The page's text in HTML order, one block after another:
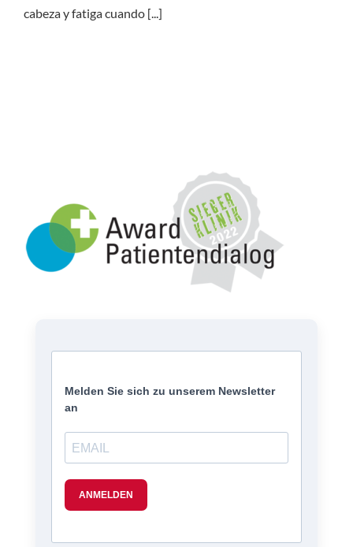
cabeza y fatiga cuando [...]